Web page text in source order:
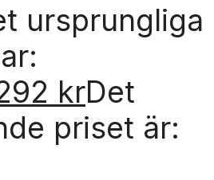
ursprungliga
krDet
priset är: